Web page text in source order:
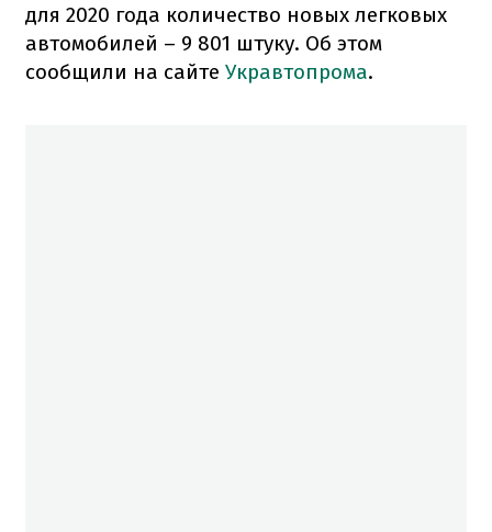
для 2020 года количество новых легковых
автомобилей – 9 801 штуку. Об этом
сообщили на сайте Укравтопрома.